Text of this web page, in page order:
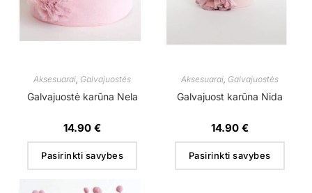
Aksesuarai, Galvajuostės
Galvajuostė karūna Nela
14.90€
Pasirinkti savybes
Aksesuarai, Galvajuostės
Galvajuost karūna Nida
14.90 €
Pasirinkti savybes